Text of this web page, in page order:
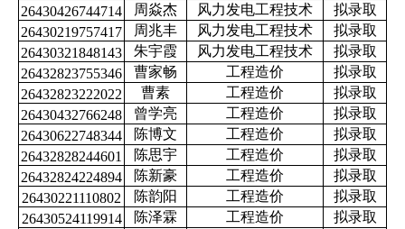
26430426744714
周焱杰 风力发电工程技术
拟录取
26430219757417
周兆丰 风力发电工程技术
拟录取
26430321848143
朱宇霞 风力发电工程技术
拟录取
26432823755346
曹家畅 工程造价
拟录取
26432823222022
曹素 工程造价
拟录取
26430432766248
曾学亮 工程造价
拟录取
26430622748344
陈博文 工程造价
拟录取
26432828244601
陈思宇 工程造价
拟录取
26432824224894
陈新豪 工程造价
拟录取
26430221110802
陈韵阳 工程造价
拟录取
26430524119914
陈泽霖 工程造价
拟录取